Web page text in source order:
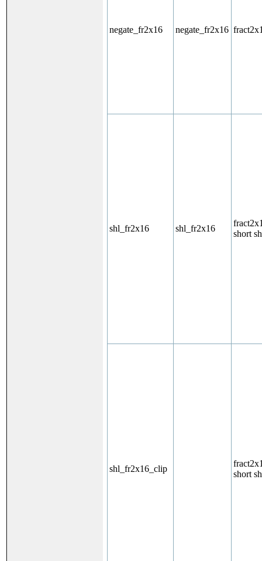
negate_fr2x16 negate_fr2x16
shl_fr2x16 shl_fr2x16
short
shl_fr2x16_clip
short